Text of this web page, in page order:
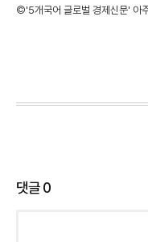
©'5개국어 글로벌 경제신문' 아
댓글0